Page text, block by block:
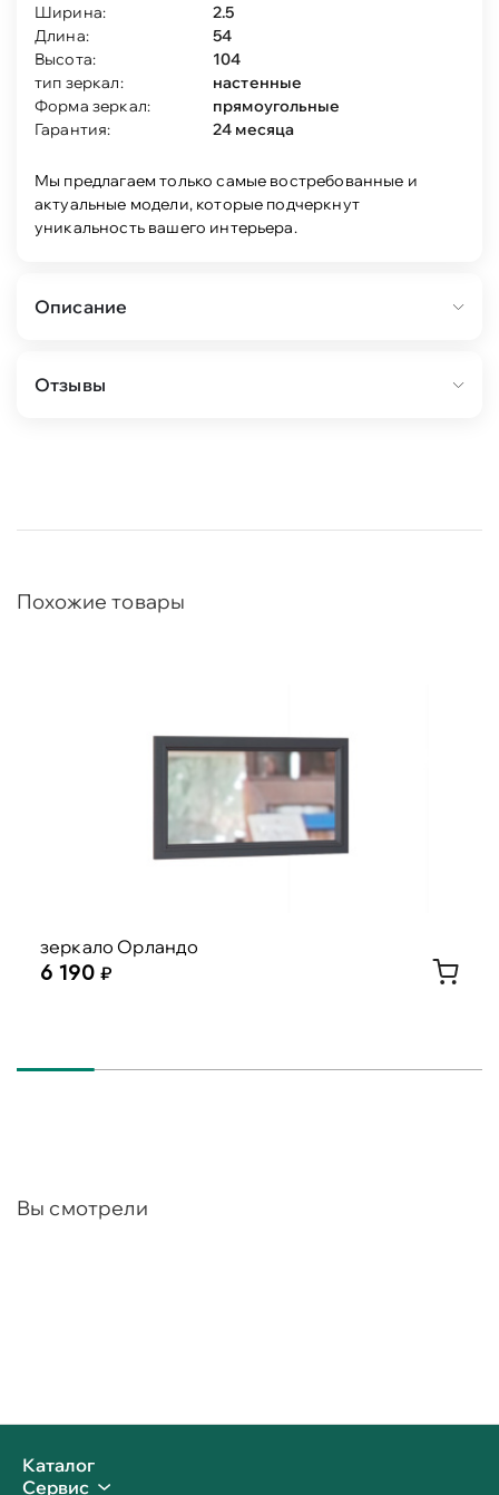
Ширина:
2.5
Длина:
54
Высота:
104
тип зеркал:
настенные
Форма зеркал:
прямоугольные
Гарантия:
24 месяца
Мы предлагаем только самые востребованные и
актуальные модели, которые подчеркнут
уникальность вашего интерьера.
Описание
оснащено пластинами для крепления к стене и
Отзывы
Похожие товары
зеркало Орландо
6 190
Вы смотрели
Каталог
Сервис